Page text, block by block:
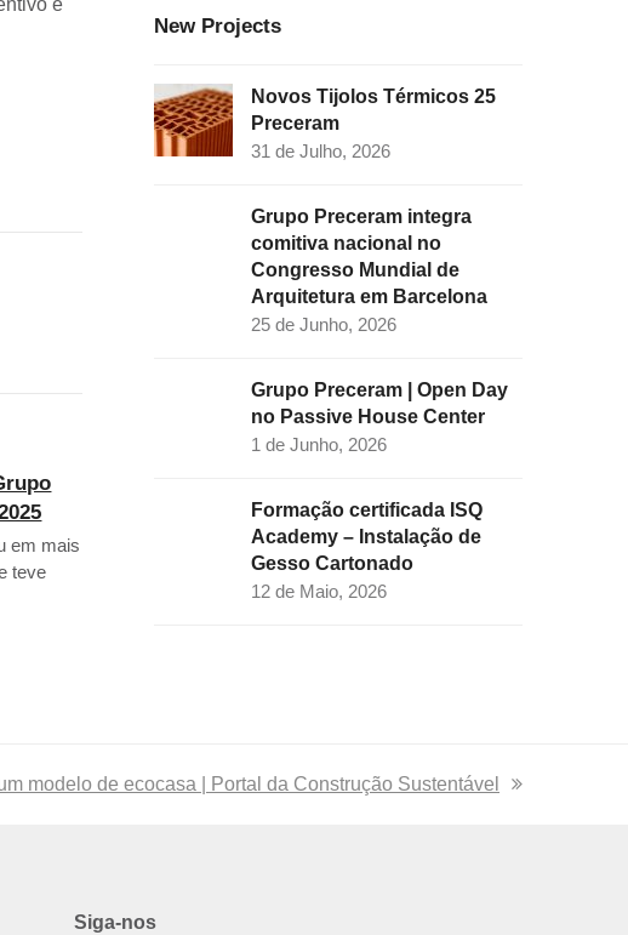
e
em mais
teve
m
New Projects
Novos Tijolos Térmicos 25
Preceram
31 de Julho, 2026
Grupo Preceram integra
comitiva nacional no
Congresso Mundial de
Arquitetura em Barcelona
25 de Junho, 2026
Grupo Preceram | Open Day
no Passive House Center
1 de Junho, 2026
Formação certificada ISQ
Academy – Instalação de
Gesso Cartonado
12 de Maio, 2026
modelo de ecocasa | Portal da Construção Sustentável
Siga-nos